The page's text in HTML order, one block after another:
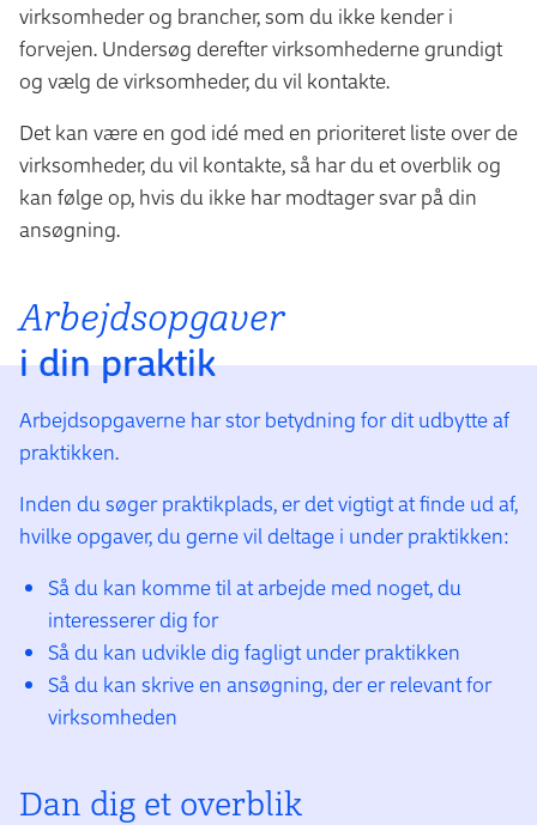
virksomheder og brancher, som du ikke kender i
forvejen. Undersøg derefter virksomhederne grundigt
og vælg de virksomheder, du vil kontakte.
Det kan være en god idé med en prioriteret liste over de
virksomheder, du vil kontakte, så har du et overblik og
kan følge op, hvis du ikke har modtager svar på din
ansøgning.
Arbejdsopgaver
i din praktik
Arbejdsopgaverne har stor betydning for dit udbytte af
praktikken.
Inden du søger praktikplads, er det vigtigt at finde ud af,
hvilke opgaver, du gerne vil deltage i under praktikken:
Så du kan komme til at arbejde med noget, du
interesserer dig for
Så du kan udvikle dig fagligt under praktikken
Så du kan skrive en ansøgning, der er relevant for
virksomheden
Dan dig et overblik